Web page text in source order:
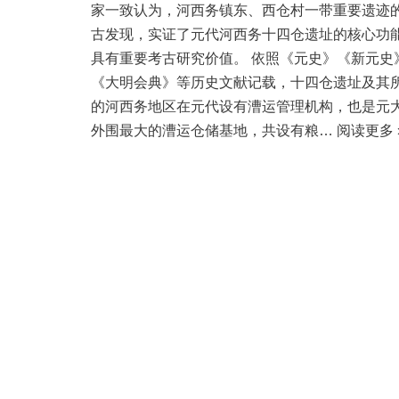
家一致认为，河西务镇东、西仓村一带重要遗迹
古发现，实证了元代河西务十四仓遗址的核心功
具有重要考古研究价值。 依照《元史》《新元史
《大明会典》等历史文献记载，十四仓遗址及其
的河西务地区在元代设有漕运管理机构，也是元
外围最大的漕运仓储基地，共设有粮… 阅读更多